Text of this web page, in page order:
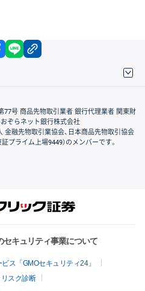
X facebook
77号 商品先物取引業者 銀行代理業者 関東財
おぞらネット銀行株式会社
金融先物取引業協会、日本商品先物取引協会
プライム上場9449）のメンバーです。
キュリティ事業について
ス「GMOセキュリティ24」
スク診断